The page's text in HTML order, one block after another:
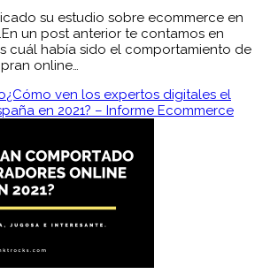
su estudio sobre ecommerce en
un post anterior te contamos en
cuál había sido el comportamiento de
online…
¿Cómo ven los expertos digitales el
en 2021? – Informe Ecommerce